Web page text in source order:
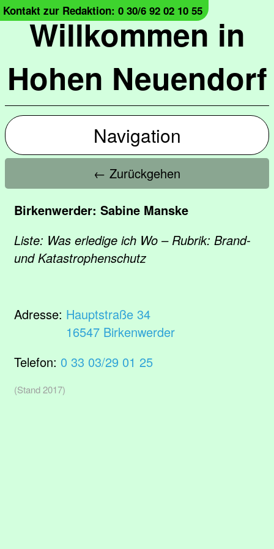
Willkommen in
Hohen Neuendorf
Kontakt zur Redaktion: 0 30/6 92 02 10 55
Navigation
← Zurückgehen
Birkenwerder: Sabine Manske
Liste: Was erledige ich Wo – Rubrik: Brand-
und Katastrophenschutz
Adresse: Hauptstraße 34
16547 Birkenwerder
Telefon: 0 33 03/29 01 25
(Stand 2017)